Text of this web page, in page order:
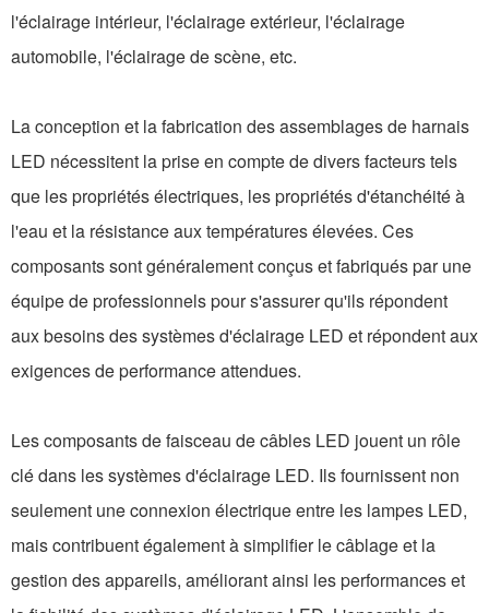
l'éclairage intérieur, l'éclairage extérieur, l'éclairage
automobile, l'éclairage de scène, etc.
La conception et la fabrication des assemblages de harnais
LED nécessitent la prise en compte de divers facteurs tels
que les propriétés électriques, les propriétés d'étanchéité à
l'eau et la résistance aux températures élevées. Ces
composants sont généralement conçus et fabriqués par une
équipe de professionnels pour s'assurer qu'ils répondent
aux besoins des systèmes d'éclairage LED et répondent aux
exigences de performance attendues.
Les composants de faisceau de câbles LED jouent un rôle
clé dans les systèmes d'éclairage LED. Ils fournissent non
seulement une connexion électrique entre les lampes LED,
mais contribuent également à simplifier le câblage et la
gestion des appareils, améliorant ainsi les performances et